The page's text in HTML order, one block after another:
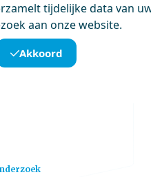
tijdelijke data van
aan onze website.
Akkoord